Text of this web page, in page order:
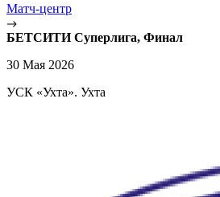
Матч-центр
БЕТСИТИ Суперлига, Финал
30 Мая 2026
УСК «Ухта». Ухта